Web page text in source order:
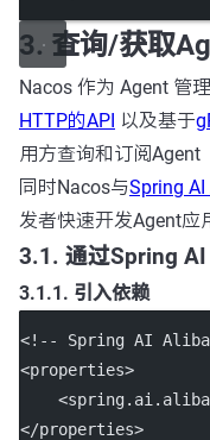
3. 查询/获取
Nacos 作为 Agent 管
HTTP的API 以及基于
用方查询和订阅Agent
同时Nacos与Spring
发者快速开发Agent应
3.1. 通过Spring
3.1.1. 引入依赖
<!-- Spring AI
<properties>
    <
</properties>